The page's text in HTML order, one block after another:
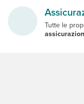
Tutte le